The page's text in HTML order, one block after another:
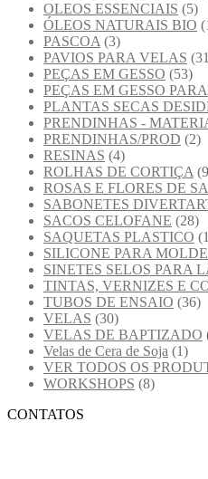
OLEOS ESSENCIAIS (5)
ÓLEOS NATURAIS BIO
PASCOA (3)
PAVIOS PARA VELAS
PEÇAS EM GESSO (53)
PEÇAS EM GESSO
PLANTAS SECAS
PRENDINHAS -
PRENDINHAS/PROD (2)
RESINAS (4)
ROLHAS DE CORTIÇA
ROSAS E FLORES DE
SABONETES
SACOS CELOFANE (28)
SAQUETAS PLASTICO
SILICONE PARA
SINETES SELOS PARA
TINTAS, VERNIZES E
TUBOS DE ENSAIO (36)
VELAS (30)
VELAS DE BAPTIZADO
Velas de Cera de Soja (1)
VER TODOS OS
WORKSHOPS (8)
CONTATOS